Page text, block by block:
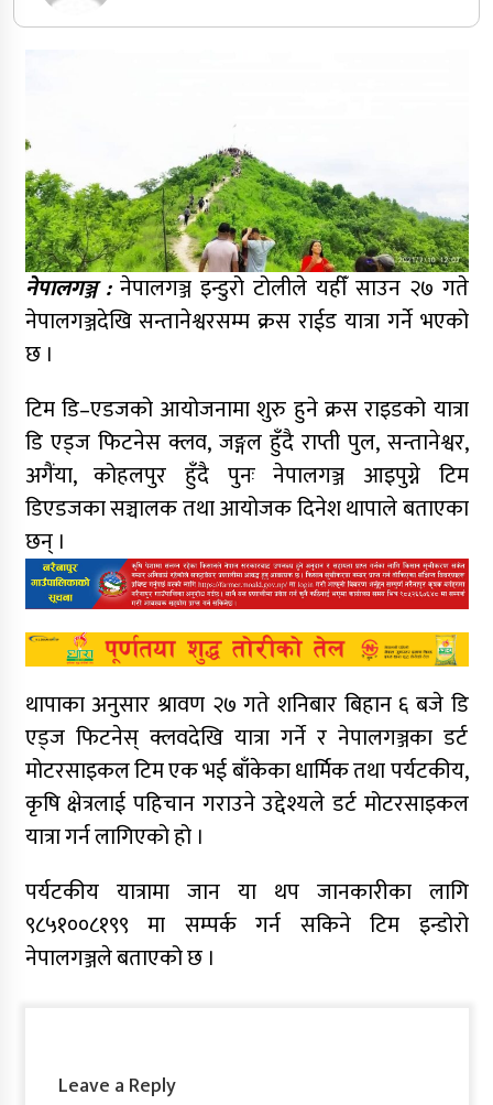
नेपालगञ्ज :नेपालगञ्ज इन्डुरो टोलीले यहीँ साउन २७ गते
नेपालगञ्जदेखि सन्तानेश्वरसम्म क्रस राईड यात्रा गर्ने भएको
छ ।
टिम डि–एडजको आयोजनामा शुरु हुने क्रस राइडको यात्रा
डि एड्ज फिटनेस क्लव, जङ्गल हुँदै राप्ती पुल, सन्तानेश्वर,
अगैंया, कोहलपुर हुँदै पुनः नेपालगञ्ज आइपुग्ने टिम
डिएडजका सञ्चालक तथा आयोजक दिनेश थापाले बताएका
छन् ।
थापाका अनुसार श्रावण २७ गते शनिबार बिहान ६ बजे डि
एड्ज फिटनेस् क्लवदेखि यात्रा गर्ने र नेपालगञ्जका डर्ट
मोटरसाइकल टिम एक भई बाँकेका धार्मिक तथा पर्यटकीय,
कृषि क्षेत्रलाई पहिचान गराउने उद्देश्यले डर्ट मोटरसाइकल
यात्रा गर्न लागिएको हो ।
पर्यटकीय यात्रामा जान या थप जानकारीका लागि
९८५१००८१९९ मा सम्पर्क गर्न सकिने टिम इन्डोरो
नेपालगञ्जले बताएको छ ।
Leave a Reply